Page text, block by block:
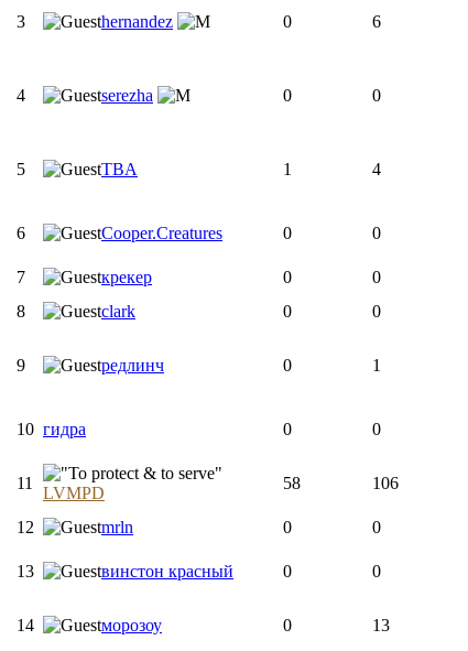
3 hernandez 0 6
4 serezha 0 0
5 TBA 1 4
6 Cooper.Creatures 0 0
7 крекер 0 0
8
clark 0 0
9 редлинч 0 1
10 гидра 0 0
11
LVMPD
58 106
12 mrln 0 0
13 винстон красный 0 0
14 морозоу 0 13